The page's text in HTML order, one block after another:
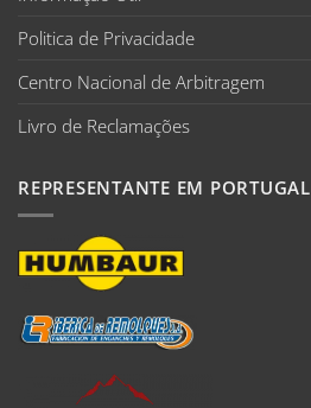
Politica de Privacidade
Centro Nacional de Arbitragem
Livro de Reclamações
REPRESENTANTE EM PORTUGAL